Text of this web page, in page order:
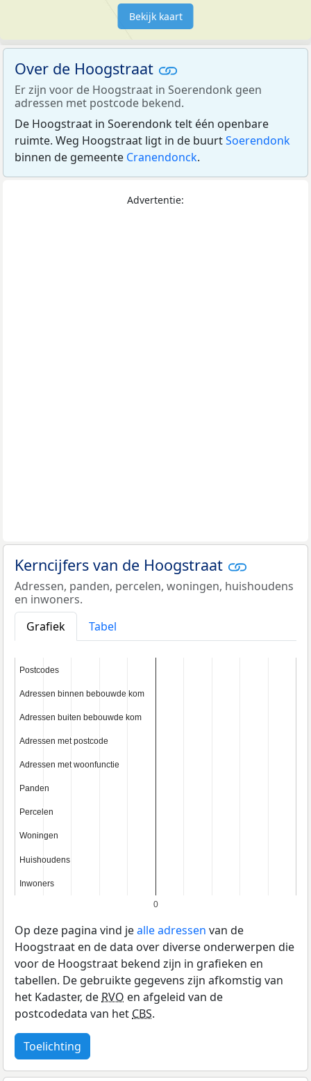
Bekijk kaart
Over de Hoogstraat
Er zijn voor de Hoogstraat in Soerendonk geen
adressen met postcode bekend.
De Hoogstraat in Soerendonk telt één openbare
ruimte. Weg Hoogstraat ligt in de buurtSoerendonk
binnen de gemeente Cranendonck.
Advertentie:
Kerncijfers van de Hoogstraat
Adressen, panden, percelen, woningen, huishoudens
en inwoners.
Grafiek
Tabel
0
Postcodes
Postcodes
Adressen binnen bebouwde kom
Adressen binnen bebouwde kom
Adressen buiten bebouwde kom
Adressen buiten bebouwde kom
Adressen met postcode
Adressen met postcode
Adressen met woonfunctie
Adressen met woonfunctie
Panden
Panden
Percelen
Percelen
Woningen
Woningen
Huishoudens
Huishoudens
Inwoners
Inwoners
Op deze pagina vind jealle adressen van de
Hoogstraat en de data over diverse onderwerpen die
voor de Hoogstraat bekend zijn in grafieken en
tabellen. De gebruikte gegevens zijn afkomstig van
het Kadaster, deRVO en afgeleid van de
postcodedata van hetCBS.
Toelichting